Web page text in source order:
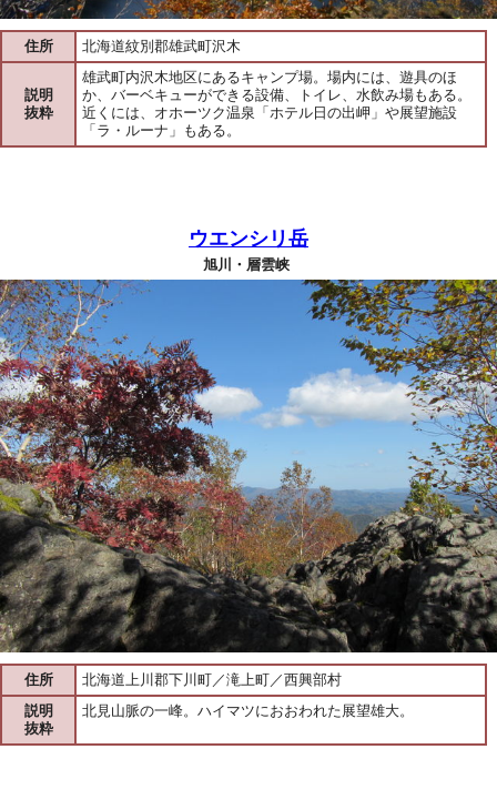
住所 北海道紋別郡雄武町沢木
説明
抜粋
雄武町内沢木地区にあるキャンプ場。場内には、遊具のほ
か、バーベキューができる設備、トイレ、水飲み場もある。
近くには、オホーツク温泉「ホテル日の出岬」や展望施設
「ラ・ルーナ」もある。
ウエンシリ岳
旭川・層雲峡
住所
北海道上川郡下川町／滝上町／西興部村
説明
抜粋
北見山脈の一峰。ハイマツにおおわれた展望雄大。